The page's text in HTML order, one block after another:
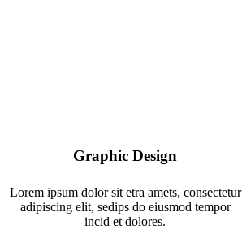
Graphic Design
Lorem ipsum dolor sit etra amets, consectetur
adipiscing elit, sedips do eiusmod tempor
incid et dolores.